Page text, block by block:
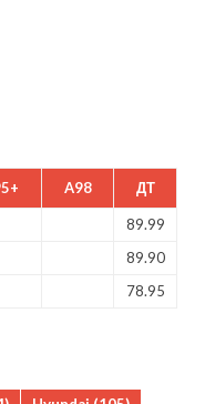
A98 ДТ
89.99
89.90
78.95